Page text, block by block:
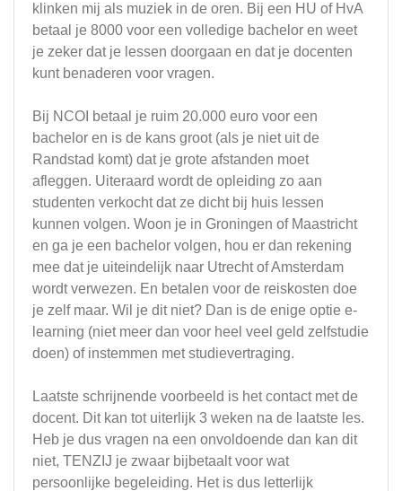
klinken mij als muziek in de oren. Bij een HU of HvA
betaal je 8000 voor een volledige bachelor en weet
je zeker dat je lessen doorgaan en dat je docenten
kunt benaderen voor vragen.
Bij NCOI betaal je ruim 20.000 euro voor een
bachelor en is de kans groot (als je niet uit de
Randstad komt) dat je grote afstanden moet
afleggen. Uiteraard wordt de opleiding zo aan
studenten verkocht dat ze dicht bij huis lessen
kunnen volgen. Woon je in Groningen of Maastricht
en ga je een bachelor volgen, hou er dan rekening
mee dat je uiteindelijk naar Utrecht of Amsterdam
wordt verwezen. En betalen voor de reiskosten doe
je zelf maar. Wil je dit niet? Dan is de enige optie e-
learning (niet meer dan voor heel veel geld zelfstudie
doen) of instemmen met studievertraging.
Laatste schrijnende voorbeeld is het contact met de
docent. Dit kan tot uiterlijk 3 weken na de laatste les.
Heb je dus vragen na een onvoldoende dan kan dit
niet, TENZIJ je zwaar bijbetaalt voor wat
persoonlijke begeleiding. Het is dus letterlijk